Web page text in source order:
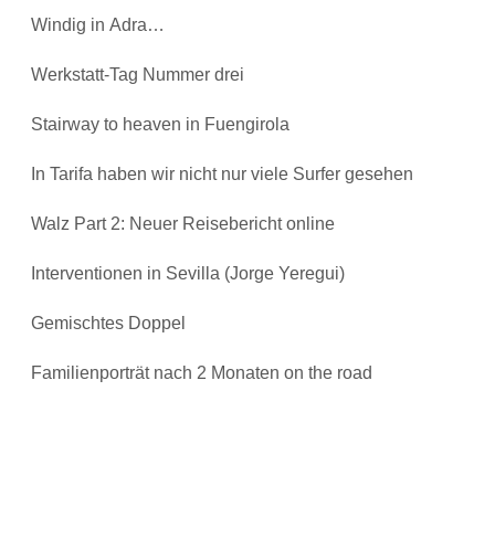
Windig in Adra…
Werkstatt-Tag Nummer drei
Stairway to heaven in Fuengirola
In Tarifa haben wir nicht nur viele Surfer gesehen
Walz Part 2: Neuer Reisebericht online
Interventionen in Sevilla (Jorge Yeregui)
Gemischtes Doppel
Familienporträt nach 2 Monaten on the road